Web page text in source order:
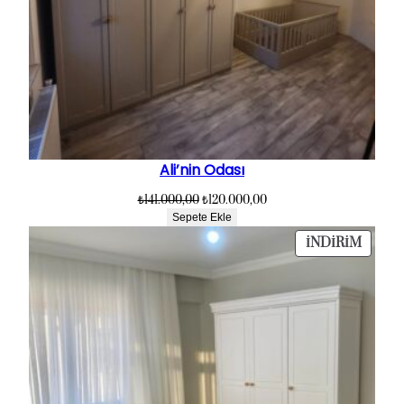
Ali’nin Odası
₺141.000,00 Orijinal
fiyat:
₺141.000,00.
₺120.000,00Şu
₺120.000,00.
Sepete Ekle
İNDIRIM
ÜRÜN